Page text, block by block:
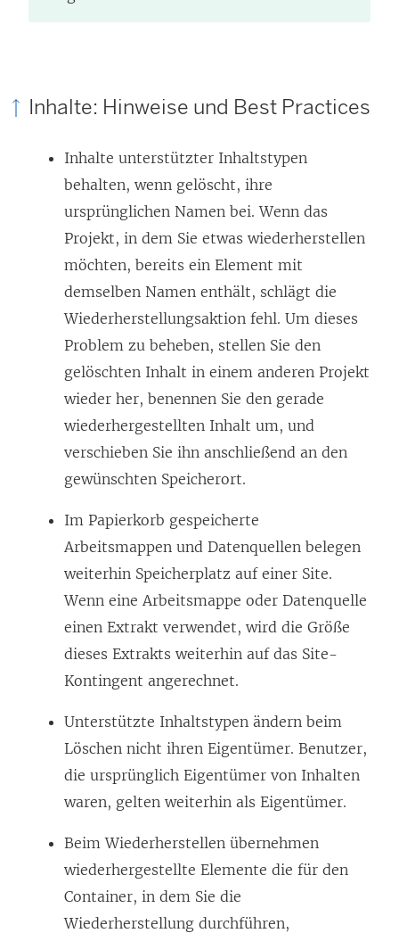
Inhalte: Hinweise und Best Practices
Inhalte unterstützter Inhaltstypen
behalten, wenn gelöscht, ihre
ursprünglichen Namen bei. Wenn das
Projekt, in dem Sie etwas wiederherstellen
möchten, bereits ein Element mit
demselben Namen enthält, schlägt die
Wiederherstellungsaktion fehl. Um dieses
Problem zu beheben, stellen Sie den
gelöschten Inhalt in einem anderen Projekt
wieder her, benennen Sie den gerade
wiederhergestellten Inhalt um, und
verschieben Sie ihn anschließend an den
gewünschten Speicherort.
Im Papierkorb gespeicherte
Arbeitsmappen und Datenquellen belegen
weiterhin Speicherplatz auf einer Site.
Wenn eine Arbeitsmappe oder Datenquelle
einen Extrakt verwendet, wird die Größe
dieses Extrakts weiterhin auf das Site-
Kontingent angerechnet.
Unterstützte Inhaltstypen ändern beim
Löschen nicht ihren Eigentümer. Benutzer,
die ursprünglich Eigentümer von Inhalten
waren, gelten weiterhin als Eigentümer.
Beim Wiederherstellen übernehmen
wiederhergestellte Elemente die für den
Container, in dem Sie die
Wiederherstellung durchführen,